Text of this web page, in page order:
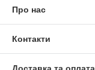
Про нас
Контакти